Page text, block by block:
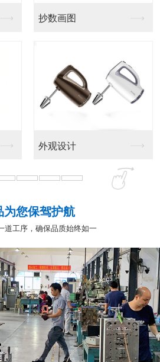
抄数画图
外观设计
为您保驾护航
道工序，确保品质始终如一